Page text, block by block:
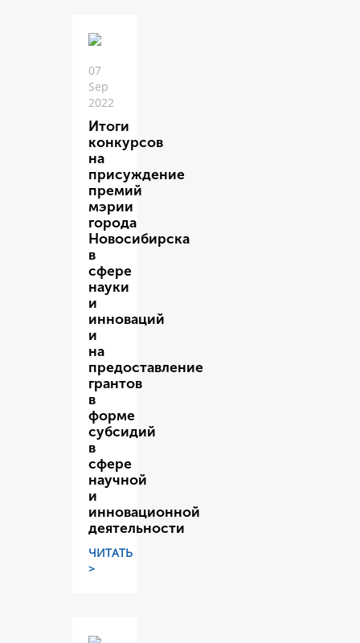
07
Sep
2022
Итоги
конкурсов
на
присуждение
премий
мэрии
города
Новосибирска
в
сфере
науки
и
инноваций
и
на
предоставление
грантов
в
форме
субсидий
в
сфере
научной
и
инновационной
деятельности
ЧИТАТЬ
>